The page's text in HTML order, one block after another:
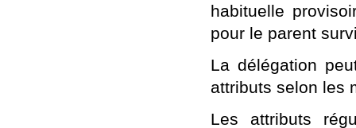
habituelle
pour le parent
La délégation
attributs selon les
Les attributs